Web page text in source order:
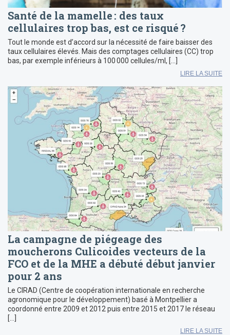
Santé de la mamelle : des taux
cellulaires trop bas, est ce risqué ?
Tout le monde est d’accord sur la nécessité de faire baisser des
taux cellulaires élevés. Mais des comptages cellulaires (CC) trop
bas, par exemple inférieurs à 100 000 cellules/ml, […]
LIRE LA SUITE
La campagne de piégeage des
moucherons Culicoides vecteurs de la
FCO et de la MHE a débuté début janvier
pour 2 ans
Le CIRAD (Centre de coopération internationale en recherche
agronomique pour le développement) basé à Montpellier a
coordonné entre 2009 et 2012 puis entre 2015 et 2017 le réseau
[…]
LIRE LA SUITE